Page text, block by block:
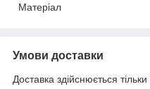
Матеріал
Умови доставки
Доставка здійснюється